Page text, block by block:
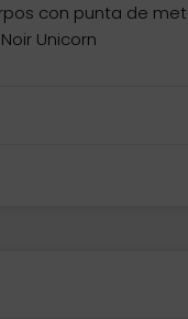
con punta de
Unicorn